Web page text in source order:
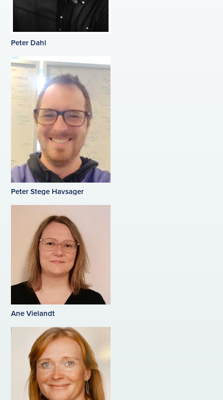
Peter Dahl
Peter Stege Havsager
Ane Vielandt